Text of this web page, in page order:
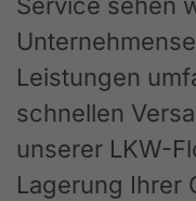
Service sehen
Leistungen
schnellen
unserer LKW-
Lagerung Ihrer